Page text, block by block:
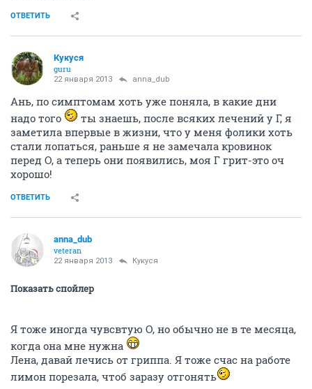
ОТВЕТИТЬ
Кукуся
guru
22 января 2013 anna_dub
Ань, по симптомам хоть уже поняла, в какие дни
надо того
ты знаешь, после всяких лечений у Г, я
заметила впервые в жизни, что у меня фолики хоть
стали лопаться, раньше я не замечала кровинок
перед О, а теперь они появились, моя Г грит-это оч
хорошо!
ОТВЕТИТЬ
anna_dub
veteran
22 января 2013 Кукуся
Показать спойлер
Я тоже иногда чувсвтую О, но обычно не в те месяца,
когда она мне нужна
Лена, давай лечись от гриппа. Я тоже счас на работе
лимон порезала, чтоб заразу отгонять